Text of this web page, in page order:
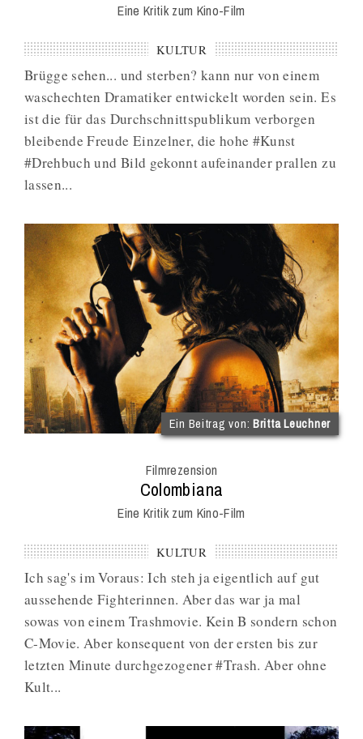
Eine Kritik zum Kino-Film
KULTUR
Brügge sehen... und sterben? kann nur von einem
waschechten Dramatiker entwickelt worden sein. Es
ist die für das Durchschnittspublikum verborgen
bleibende Freude Einzelner, die hohe #Kunst
#Drehbuch und Bild gekonnt aufeinander prallen zu
lassen...
Ein Beitrag von:Britta Leuchner
Filmrezension
:
Colombiana
Eine Kritik zum Kino-Film
KULTUR
Ich sag's im Voraus: Ich steh ja eigentlich auf gut
aussehende Fighterinnen. Aber das war ja mal
sowas von einem Trashmovie. Kein B sondern schon
C-Movie. Aber konsequent von der ersten bis zur
letzten Minute durchgezogener #Trash. Aber ohne
Kult...